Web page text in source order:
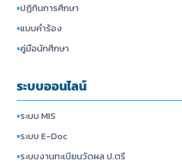
▪ปฏิทินการศึกษา
▪แบบคำร้อง
▪คู่มือนักศึกษา
ระบบออนไลน์
▪ระบบ MIS
▪ระบบ E-Doc
▪ระบบงานทะเบียนวัดผล ป.ตรี